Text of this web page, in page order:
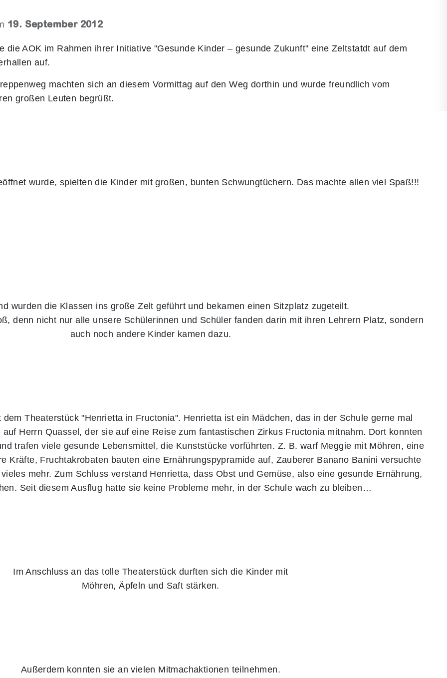
19. September 2012
die AOK im Rahmen ihrer Initiative "Gesunde Kinder – gesunde Zukunft" eine Zeltstatdt auf dem
auf.
machten sich an diesem Vormittag auf den Weg dorthin und wurde freundlich vom
großen Leuten begrüßt.
wurde, spielten die Kinder mit großen, bunten Schwungtüchern. Das machte allen viel Spaß!!!
wurden die Klassen ins große Zelt geführt und bekamen einen Sitzplatz zugeteilt.
denn nicht nur alle unsere Schülerinnen und Schüler fanden darin mit ihren Lehrern Platz, sondern
auch noch andere Kinder kamen dazu.
Theaterstück "Henrietta in Fructonia". Henrietta ist ein Mädchen, das in der Schule gerne mal
Herrn Quassel, der sie auf eine Reise zum fantastischen Zirkus Fructonia mitnahm. Dort konnten
trafen viele gesunde Lebensmittel, die Kunststücke vorführten. Z. B. warf Meggie mit Möhren, eine
Kräfte, Fruchtakrobaten bauten eine Ernährungspypramide auf, Zauberer Banano Banini versuchte
mehr. Zum Schluss verstand Henrietta, dass Obst und Gemüse, also eine gesunde Ernährung,
Seit diesem Ausflug hatte sie keine Probleme mehr, in der Schule wach zu bleiben…
Im Anschluss an das tolle Theaterstück durften sich die Kinder mit
Möhren, Äpfeln und Saft stärken.
Außerdem konnten sie an vielen Mitmachaktionen teilnehmen.